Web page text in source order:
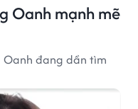
Oanh mạnh mẽ
đang dần tìm